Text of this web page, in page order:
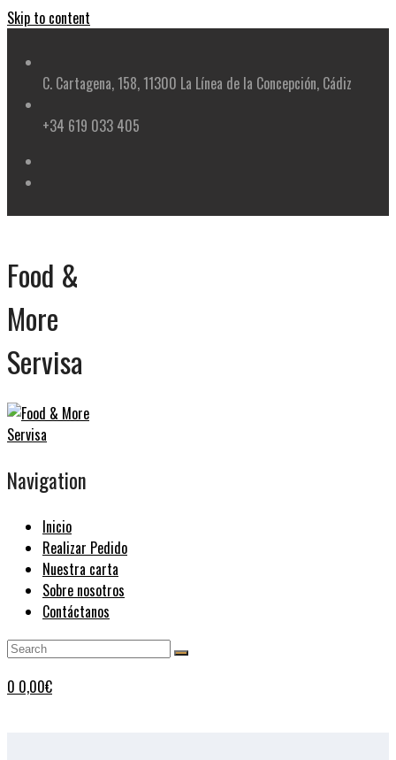
Skip to content
C. Cartagena, 158, 11300 La Línea de la Concepción, Cádiz
+34 619 033 405
Food &
More
Servisa
Navigation
Inicio
Realizar Pedido
Nuestra carta
Sobre nosotros
Contáctanos
0 0,00€